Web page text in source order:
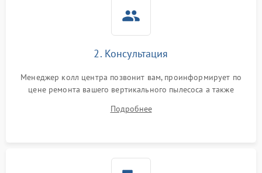
2. Консультация
Менеджер колл центра позвонит вам, проинформирует по
цене ремонта вашего вертикального пылесоса а также
Подробнее